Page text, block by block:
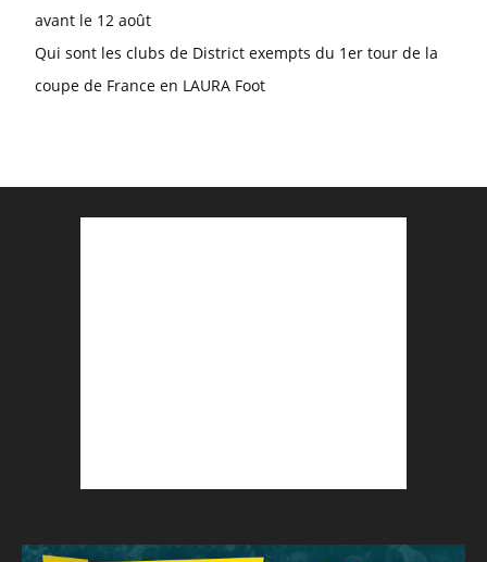
avant le 12 août
Qui sont les clubs de District exempts du 1er tour de la
coupe de France en LAURA Foot